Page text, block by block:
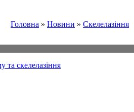
Головна » Новини » Скелелазіння
та скелелазіння